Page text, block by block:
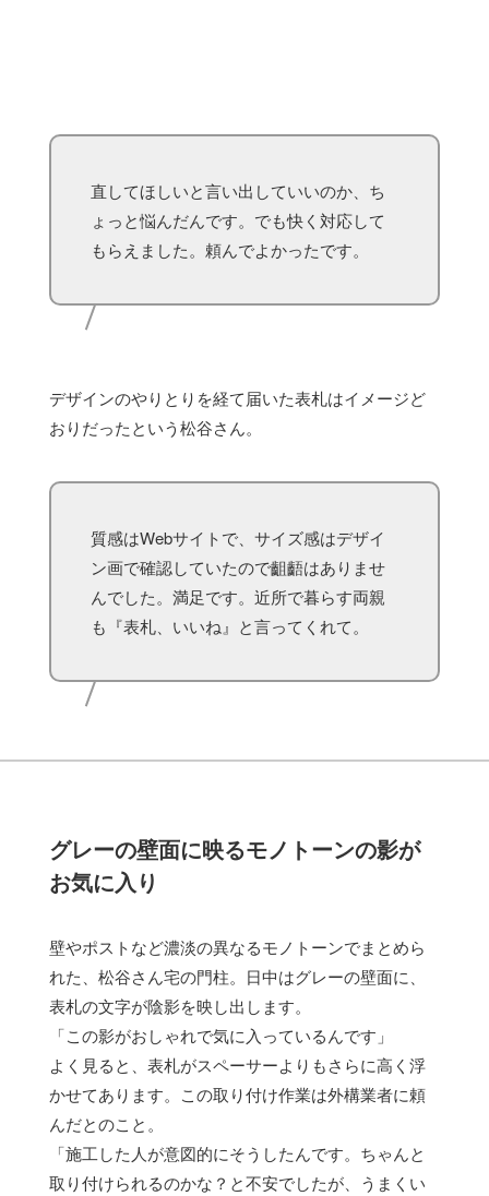
直してほしいと言い出していいのか、ち
ょっと悩んだんです。でも快く対応して
もらえました。頼んでよかったです。
デザインのやりとりを経て届いた表札はイメージど
おりだったという松谷さん。
質感はWebサイトで、サイズ感はデザイ
ン画で確認していたので齟齬はありませ
んでした。満足です。近所で暮らす両親
も『表札、いいね』と言ってくれて。
グレーの壁面に映るモノトーンの影が
お気に入り
壁やポストなど濃淡の異なるモノトーンでまとめら
れた、松谷さん宅の門柱。日中はグレーの壁面に、
表札の文字が陰影を映し出します。
「この影がおしゃれで気に入っているんです」
よく見ると、表札がスペーサーよりもさらに高く浮
かせてあります。この取り付け作業は外構業者に頼
んだとのこと。
「施工した人が意図的にそうしたんです。ちゃんと
取り付けられるのかな？と不安でしたが、うまくい